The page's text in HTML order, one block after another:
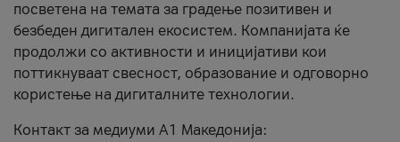
посветена на темата за градење позитивен и
безбеден дигитален екосистем. Компанијата ќе
продолжи со активности и иницијативи кои
поттикнуваат свесност, образование и одговорно
користење на дигиталните технологии.
Контакт за медиуми А1 Македонија: